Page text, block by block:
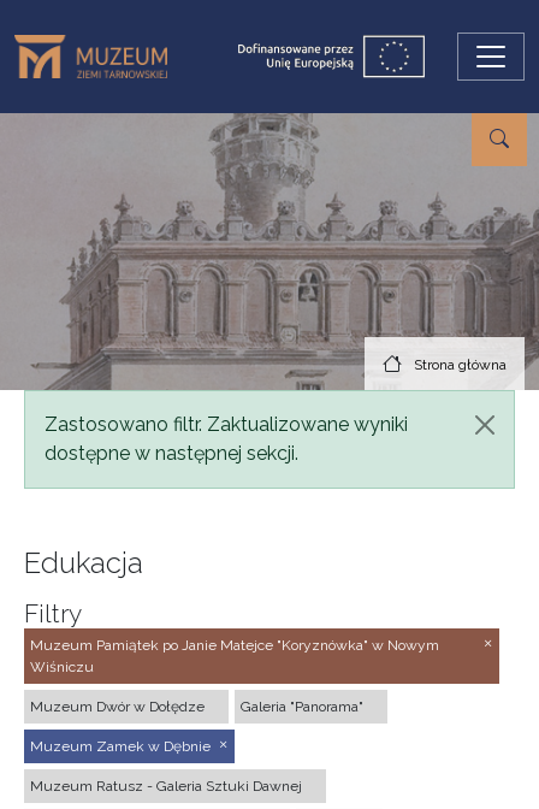
Strona główna
Komunikat
Zastosowano filtr. Zaktualizowane wyniki
dostępne w następnej sekcji.
Edukacja
Filtry
Muzeum Pamiątek po Janie Matejce "Koryznówka" w Nowym
Wiśniczu
Muzeum Dwór w Dołędze Galeria "Panorama"
Muzeum Zamek w Dębnie
Muzeum Ratusz - Galeria Sztuki Dawnej